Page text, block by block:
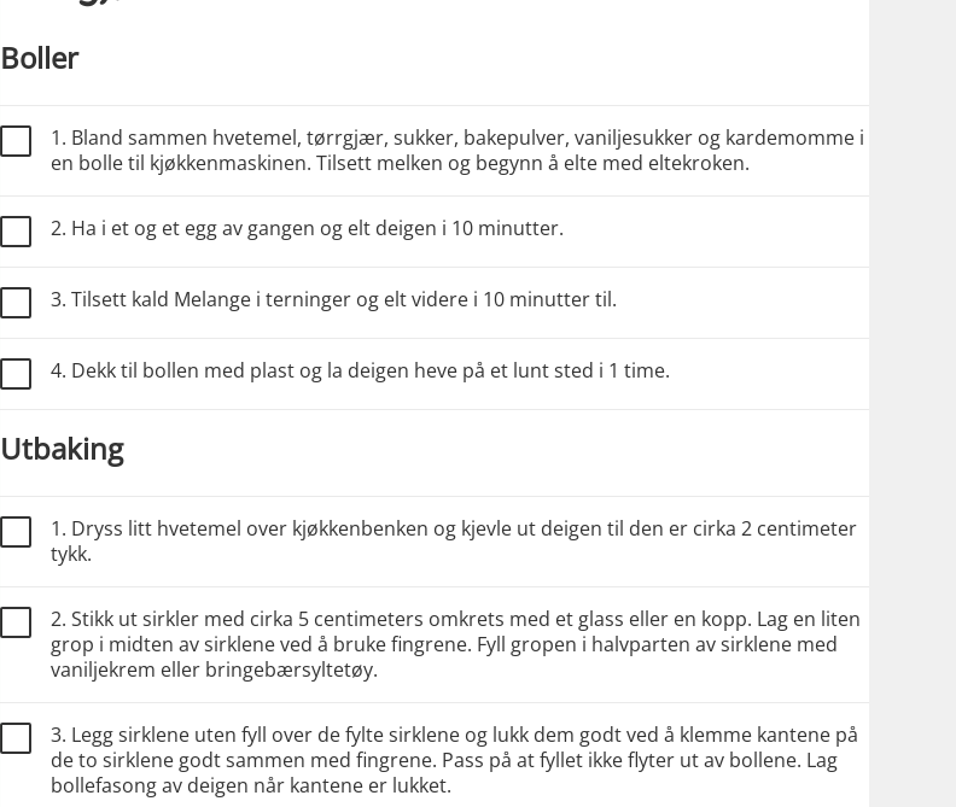
Boller
1. Bland sammen hvetemel, tørrgjær, sukker, bakepulver, vaniljesukker og kardemomme i
en bolle til kjøkkenmaskinen. Tilsett melken og begynn å elte med eltekroken.
2. Ha i et og et egg av gangen og elt deigen i 10 minutter.
3. Tilsett kald Melange i terninger og elt videre i 10 minutter til.
4. Dekk til bollen med plast og la deigen heve på et lunt sted i 1 time.
Utbaking
1. Dryss litt hvetemel over kjøkkenbenken og kjevle ut deigen til den er cirka 2 centimeter
tykk.
2. Stikk ut sirkler med cirka 5 centimeters omkrets med et glass eller en kopp. Lag en liten
grop i midten av sirklene ved å bruke fingrene. Fyll gropen i halvparten av sirklene med
vaniljekrem eller bringebærsyltetøy.
3. Legg sirklene uten fyll over de fylte sirklene og lukk dem godt ved å klemme kantene på
de to sirklene godt sammen med fingrene. Pass på at fyllet ikke flyter ut av bollene. Lag
bollefasong av deigen når kantene er lukket.